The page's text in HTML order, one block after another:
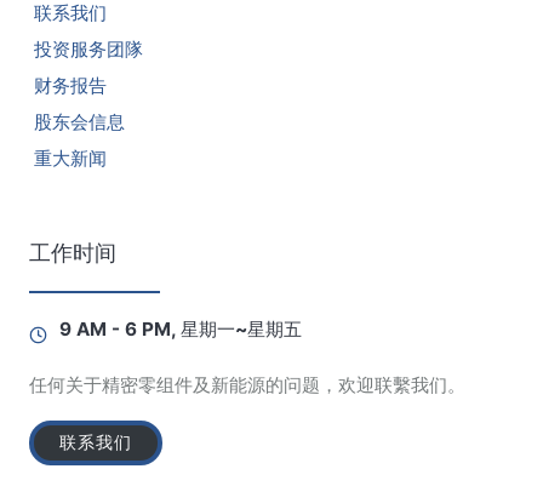
联系我们
投资服务团隊
财务报告
股东会信息
重大新闻
工作时间
9 AM - 6 PM, 星期一~星期五
任何关于精密零组件及新能源的问题，欢迎联繫我们。
联系我们